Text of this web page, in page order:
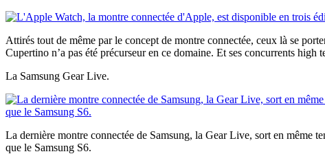
Attirés tout de même par le concept de montre connectée, ceux là se
Cupertino n’a pas été précurseur en ce domaine. Et ses concurrents high
La Samsung Gear Live.
La dernière montre connectée de Samsung, la Gear Live, sort en même
que le Samsung S6.